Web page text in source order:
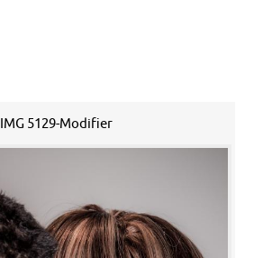
IMG 5129-Modifier